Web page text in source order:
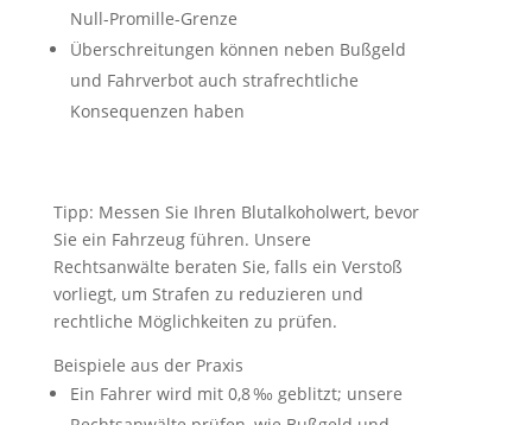
Null-Promille-Grenze
Überschreitungen können neben Bußgeld
und Fahrverbot auch strafrechtliche
Konsequenzen haben
Tipp: Messen Sie Ihren Blutalkoholwert, bevor
Sie ein Fahrzeug führen. Unsere
Rechtsanwälte beraten Sie, falls ein Verstoß
vorliegt, um Strafen zu reduzieren und
rechtliche Möglichkeiten zu prüfen.
Beispiele aus der Praxis
Ein Fahrer wird mit 0,8 ‰ geblitzt; unsere